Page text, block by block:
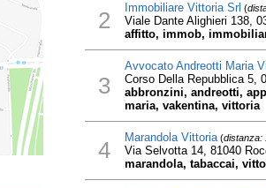
2 Immobiliare Vittoria Srl (
Viale Dante Alighieri 138,
affitto, immob,
3
Avvocato Andreotti Maria
Corso Della Repubblica 5,
abbronzini, andreotti,
maria, vakentina, vittoria
4 Marandola Vittoria(distanza:
Via Selvotta 14, 81040
marandola, tabaccai,